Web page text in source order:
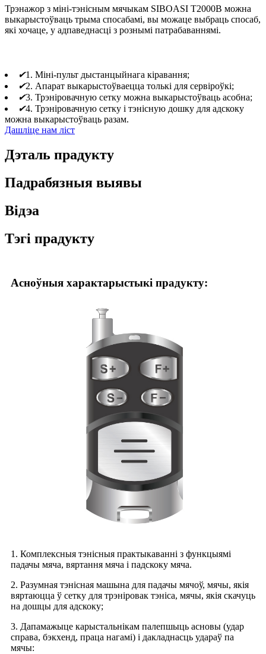
Трэнажор з міні-тэнісным мячыкам SIBOASI T2000B можна
выкарыстоўваць трыма спосабамі, вы можаце выбраць спосаб,
які хочаце, у адпаведнасці з рознымі патрабаваннямі.
✔1. Міні-пульт дыстанцыйнага кіравання;
✔2. Апарат выкарыстоўваецца толькі для сервіроўкі;
✔3. Трэніровачную сетку можна выкарыстоўваць асобна;
✔4. Трэніровачную сетку і тэнісную дошку для адскоку
можна выкарыстоўваць разам.
Дашліце нам ліст
Дэталь прадукту
Падрабязныя выявы
Відэа
Тэгі прадукту
Асноўныя характарыстыкі прадукту:
1. Комплексныя тэнісныя практыкаванні з функцыямі
падачы мяча, вяртання мяча і падскоку мяча.
2. Разумная тэнісная машына для падачы мячоў, мячы, якія
вяртаюцца ў сетку для трэніровак тэніса, мячы, якія скачуць
на дошцы для адскоку;
3. Дапамажыце карыстальнікам палепшыць асновы (удар
справа, бэкхенд, праца нагамі) і дакладнасць удараў па
мячы: